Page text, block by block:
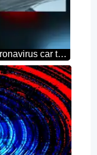
Blank card Corona virus Covid-19 Coronavirus car taxi 2019 2020